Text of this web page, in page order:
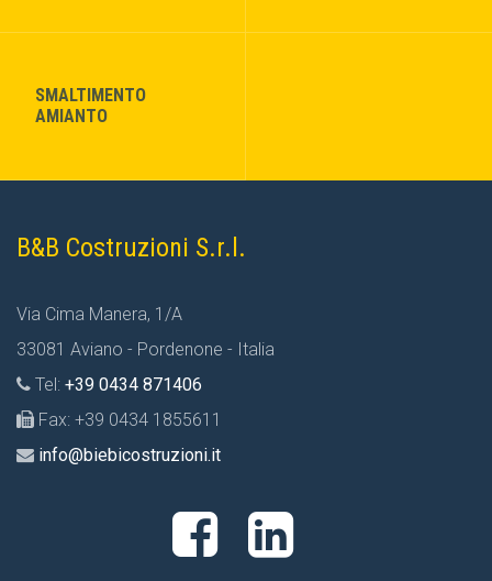
SMALTIMENTO
AMIANTO
B&B Costruzioni S.r.l.
Via Cima Manera, 1/A
33081 Aviano - Pordenone - Italia
Tel: +39 0434 871406
Fax: +39 0434 1855611
info@biebicostruzioni.it